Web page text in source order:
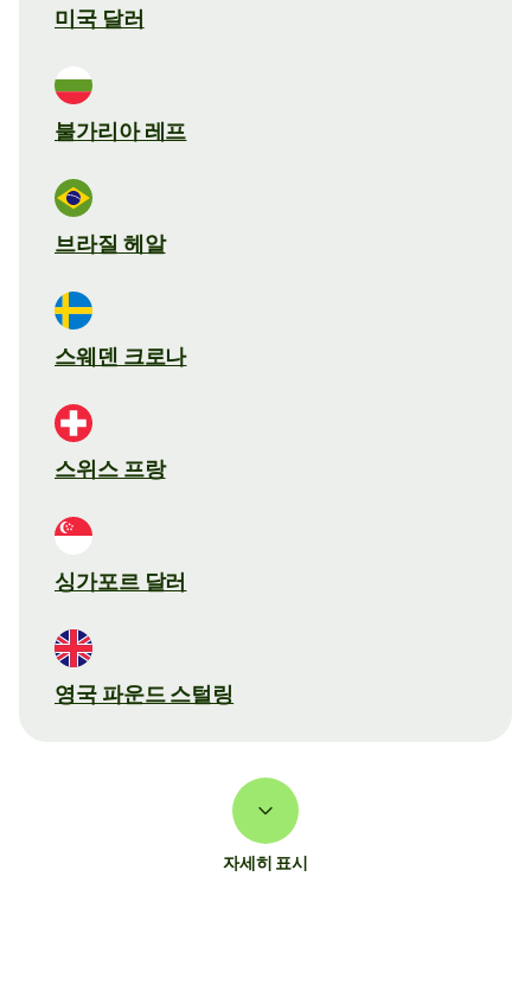
미국 달러
불가리아 레프
브라질 헤알
스웨덴 크로나
스위스 프랑
싱가포르 달러
영국 파운드 스털링
자세히 표시